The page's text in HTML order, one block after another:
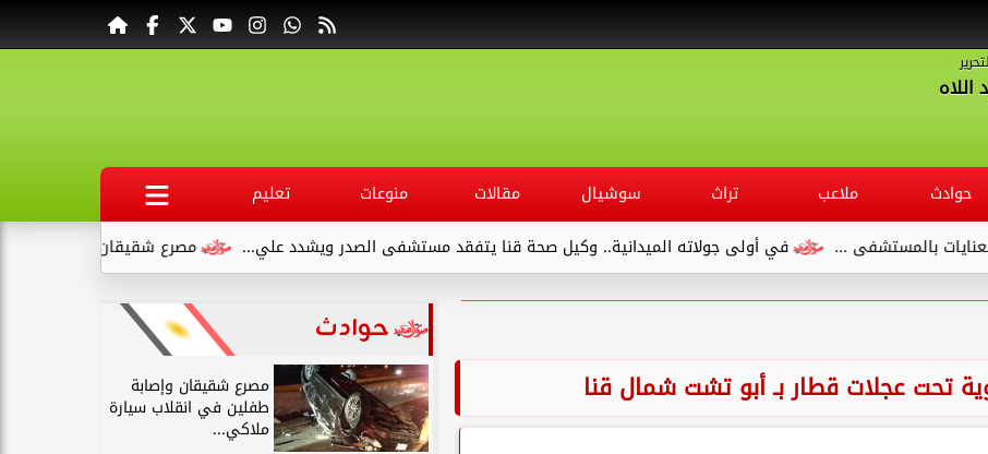
حوادث ملاعب تراث سوشيال مقالات منوعات
تعليم
مصرع شقيقان وإصابة طفلين في
في أولى جولاته الميدانية.. وكيل صحة قنا يتفقد مستشفى الصدر ويشدد علي... ...
تحت عجلات قطار بـ أبو تشت شمال قنا
حوادث
مصرع شقيقان وإصابة
طفلين في انقلاب سيارة
ملاكي...